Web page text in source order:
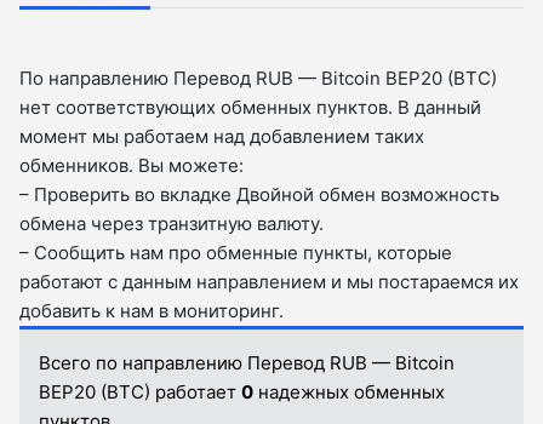
По направлению Перевод RUB — Bitcoin BEP20 (BTC)
нет соответствующих обменных пунктов. В данный
момент мы работаем над добавлением таких
обменников. Вы можете:
– Проверить во вкладкe Двойной обмен возможность
обмена через транзитную валюту.
– Сообщить нам про обменные пункты, которые
работают с данным направлением и мы постараемся их
добавить к нам в мониторинг.
Всего по направлению Перевод RUB — Bitcoin
BEP20 (BTC) работает 0 надежных обменных